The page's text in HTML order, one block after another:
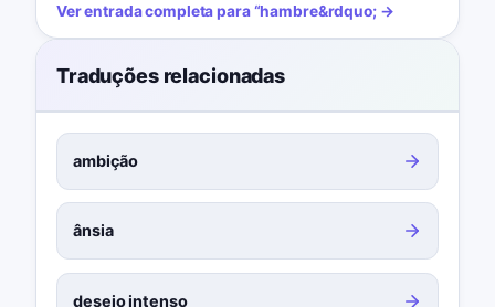
Ver entrada completa para“hambre&rdquo; →
Traduções relacionadas
ambição
ânsia
desejo intenso